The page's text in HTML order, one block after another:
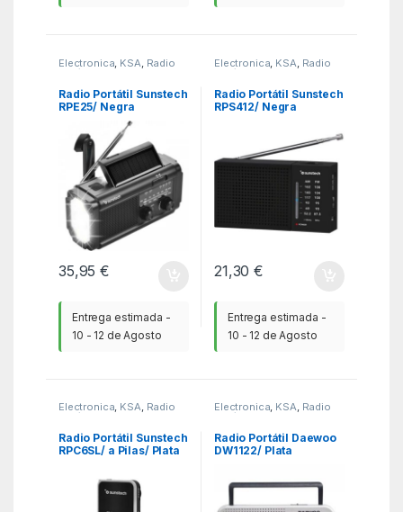
Electronica KSA Radio
CD / Radio de bolsillo
Radio Portátil Sunstech
RPE25/ Negra
35,95€
Entrega estimada -
10 - 12 de Agosto
Electronica KSA Radio
CD / Radio de bolsillo
Radio Portátil Sunstech
RPS412/ Negra
21,30€
Entrega estimada -
10 - 12 de Agosto
Electronica, KSA, Radio
CD / Radio de bolsillo
Radio Portátil Sunstech
RPC6SL/ a Pilas/ Plata
Electronica, KSA, Radio
CD / Radio de bolsillo
Radio Portátil Daewoo
DW1122/ Plata